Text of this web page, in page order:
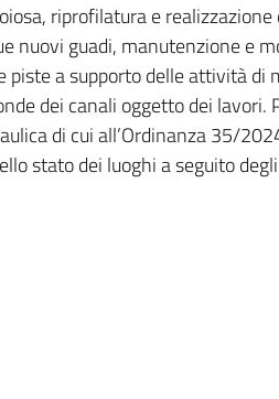
riprofilatura e realizzazione
nuovi guadi, manutenzione e
piste a supporto delle attività di
dei canali oggetto dei lavori.
di cui all’Ordinanza 35/
stato dei luoghi a seguito